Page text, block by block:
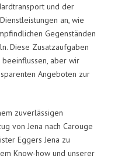
und der
an, wie
Gegenständen
Diese Zusatzaufgaben
aber wir
Angeboten zur
zuverlässigen
von Jena nach Carouge
Eggers Jena zu
Know-how und unserer